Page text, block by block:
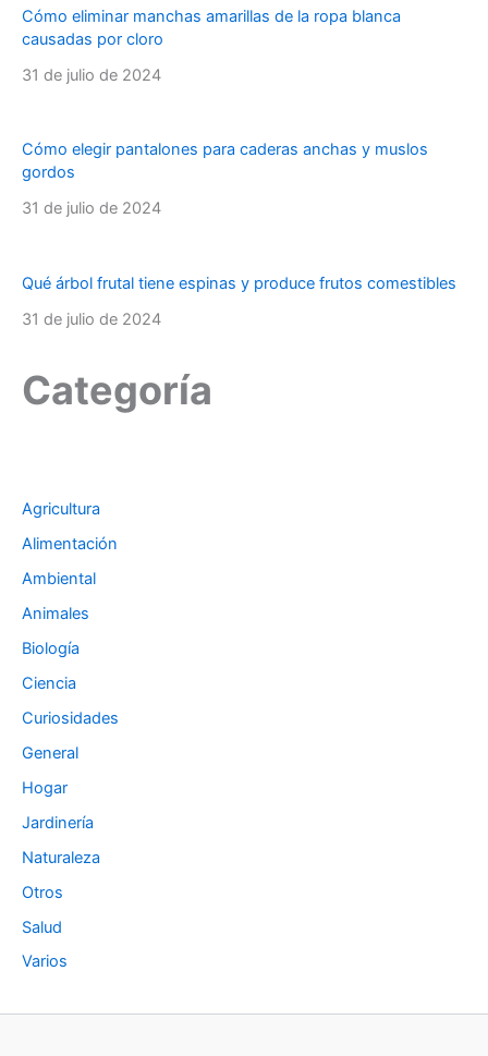
Cómo eliminar manchas amarillas de la ropa blanca
causadas por cloro
31 de julio de 2024
Cómo elegir pantalones para caderas anchas y muslos
gordos
31 de julio de 2024
Qué árbol frutal tiene espinas y produce frutos comestibles
31 de julio de 2024
Categoría
Agricultura
Alimentación
Ambiental
Animales
Biología
Ciencia
Curiosidades
General
Hogar
Jardinería
Naturaleza
Otros
Salud
Varios